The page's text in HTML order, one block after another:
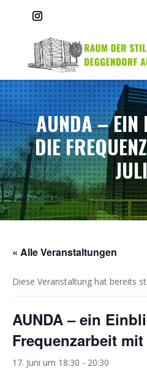
AUNDA – EIN
DIE
« Alle Veranstaltungen
Diese Veranstaltung hat bereits
AUNDA – ein
Frequenzarbeit
17. Juni um 18:30 - 20:30